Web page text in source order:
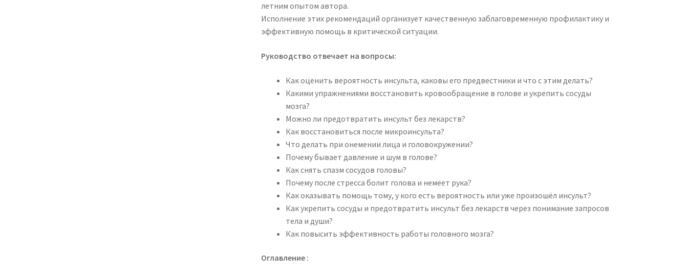
летним опытом автора.
Исполнение этих рекомендаций организует качественную заблаговременную профилактику и
эффективную помощь в критической ситуации.
Руководство отвечает на вопросы:
Как оценить вероятность инсульта, каковы его предвестники и что с этим делать?
Какими упражнениями восстановить кровообращение в голове и укрепить сосуды
мозга?
Можно ли предотвратить инсульт без лекарств?
Как восстановиться после микроинсульта?
Что делать при онемении лица и головокружении?
Почему бывает давление и шум в голове?
Как снять спазм сосудов головы?
Почему после стресса болит голова и немеет рука?
Как оказывать помощь тому, у кого есть вероятность или уже произошёл инсульт?
Как укрепить сосуды и предотвратить инсульт без лекарств через понимание запросов
тела и души?
Как повысить эффективность работы головного мозга?
Оглавление :